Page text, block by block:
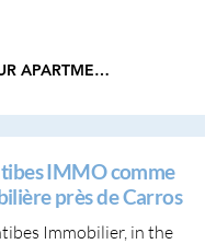
VISIT OUR APARTMENTS
IMMO comme
près de Carros
Immobilier, in the